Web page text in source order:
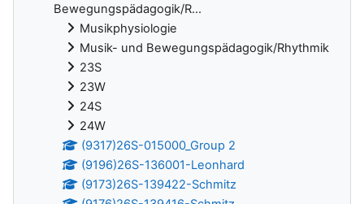
Bewegungspädagogik/R...
Musikphysiologie
Musik- und Bewegungspädagogik/Rhythmik
23S
23W
24S
24W
(9317)26S-015000_Group 2
(9196)26S-136001-Leonhard
(9173)26S-139422-Schmitz